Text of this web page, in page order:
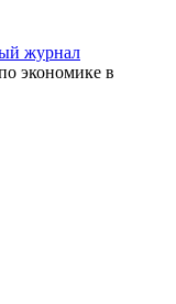
экономике в